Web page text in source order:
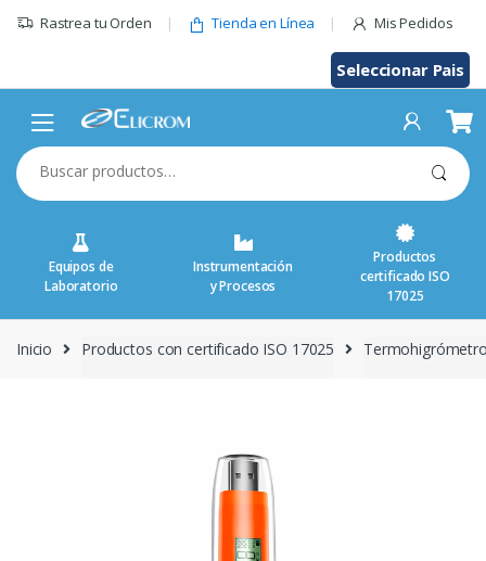
Rastrea tu Orden Tienda en Línea Mis Pedidos
Seleccionar Pais
Buscar
por:
Equipos de
Laboratorio
Instrumentación
y Procesos
Productos
certificado ISO
17025
Inicio Productos con certificado ISO 17025